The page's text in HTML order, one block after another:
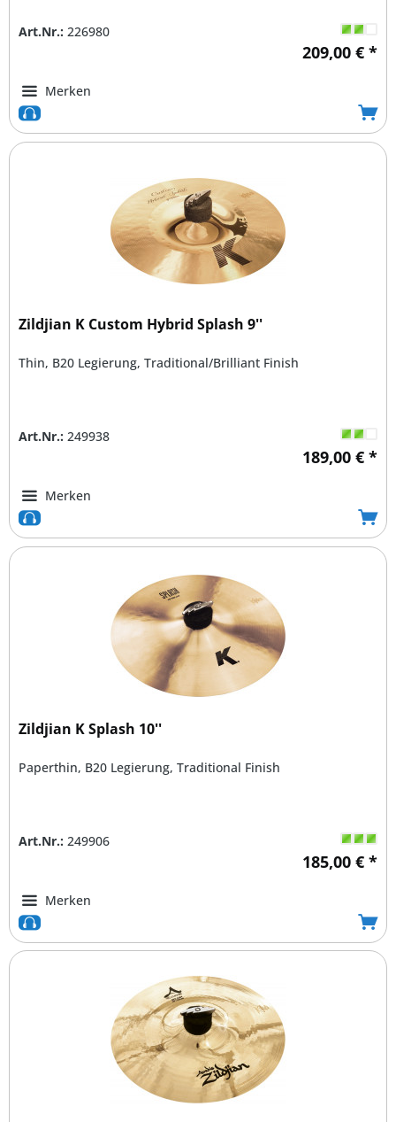
Art.Nr.: 226980
209,00 € *
Merken
Zildjian K Custom Hybrid Splash 9''
Thin, B20 Legierung, Traditional/Brilliant Finish
Art.Nr.: 249938
189,00 € *
Merken
Zildjian K Splash 10''
Paperthin, B20 Legierung, Traditional Finish
Art.Nr.: 249906
185,00 € *
Merken